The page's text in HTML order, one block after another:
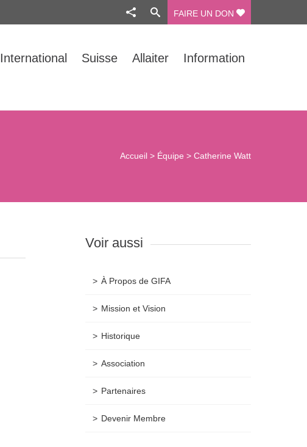
FAIRE UN DON
International Suisse Allaiter Information
Accueil > Équipe >Catherine Watt
Voir aussi
À Propos de GIFA
Mission et Vision
Historique
Association
Partenaires
Devenir Membre